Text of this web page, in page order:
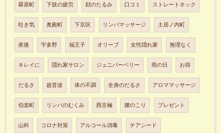
罧原町 下肢の疲労 顔のたるみ 口コミ ストレートネック
吐き気 奥殿町 下京区 リンパマッサージ 土居ノ内町
産後 宇多野 福王子 オリーブ 女性隠れ家 無理なく
キレイに 隠れ家サロン ジュニパーベリー 雨の日 お得
だるさ 超音波 体の不調 全身のだるさ アロママッサージ
伯楽町 リンパのむくみ 西京極 腰のこり プレゼント
山科 コロナ対策 アルコール消毒 チアシード